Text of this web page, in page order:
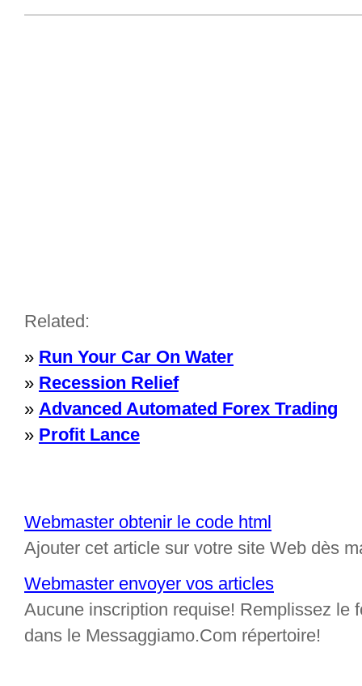
Related:
» Run Your Car On Water
» Recession Relief
» Advanced Automated Forex Trading
» Profit Lance
Webmaster obtenir le code html
Ajouter cet article sur votre site Web dès
Webmaster envoyer vos articles
Aucune inscription requise! Remplissez le
dans le Messaggiamo.Com répertoire!